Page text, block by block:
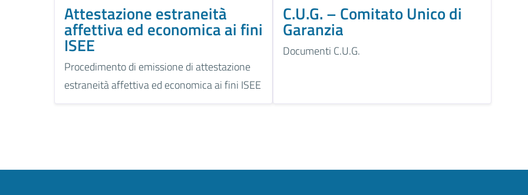
Attestazione estraneità
affettiva ed economica ai fini
ISEE
Procedimento di emissione di attestazione
estraneità affettiva ed economica ai fini ISEE
C.U.G. – Comitato Unico di
Garanzia
Documenti C.U.G.